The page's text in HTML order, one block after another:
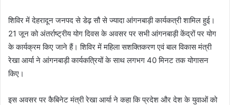
शिविर में देहरादून जनपद से डेढ़ सौ से ज्यादा आंगनबाड़ी कार्यकत्री शामिल हुई।
21 जून को अंतर्राष्ट्रीय योग दिवस के अवसर पर सभी आंगनबाड़ी केंद्रों पर योग
के कार्यक्रम किए जाने हैं। शिविर में महिला सशक्तिकरण एवं बाल विकास मंत्री
रेखा आर्या ने आंगनबाड़ी कार्यकत्रियों के साथ लगभग 40 मिनट तक योगासन
किए।
इस अवसर पर कैबिनेट मंत्री रेखा आर्या ने कहा कि प्रदेश और देश के युवाओं को